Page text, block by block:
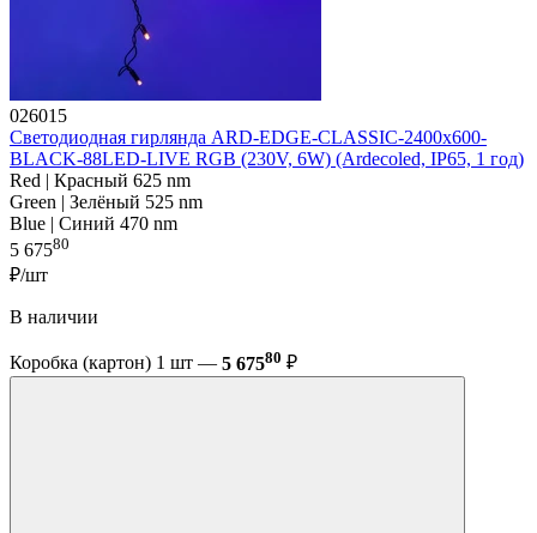
026015
Светодиодная гирлянда ARD-EDGE-CLASSIC-2400x600-
BLACK-88LED-LIVE RGB (230V, 6W) (Ardecoled, IP65, 1 год)
Red | Красный 625 nm
Green | Зелёный 525 nm
Blue | Синий 470 nm
5 67580
₽/шт
В наличии
Коробка (картон) 1 шт — 5 67580 ₽